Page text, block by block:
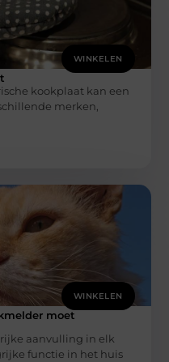
WINKELEN
kookplaat kan een
merken,
WINKELEN
moet
aanvulling in elk
functie in het huis